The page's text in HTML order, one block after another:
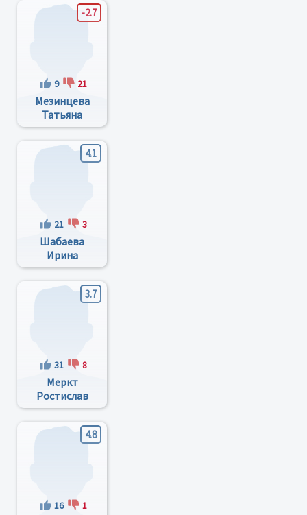
-2.7
9 21
Мезинцева
Татьяна
Андреевна
4.1
21 3
Шабаева
Ирина
Леонидовна
3.7
31 8
Меркт
Ростислав
Владимирович
4.8
16 1